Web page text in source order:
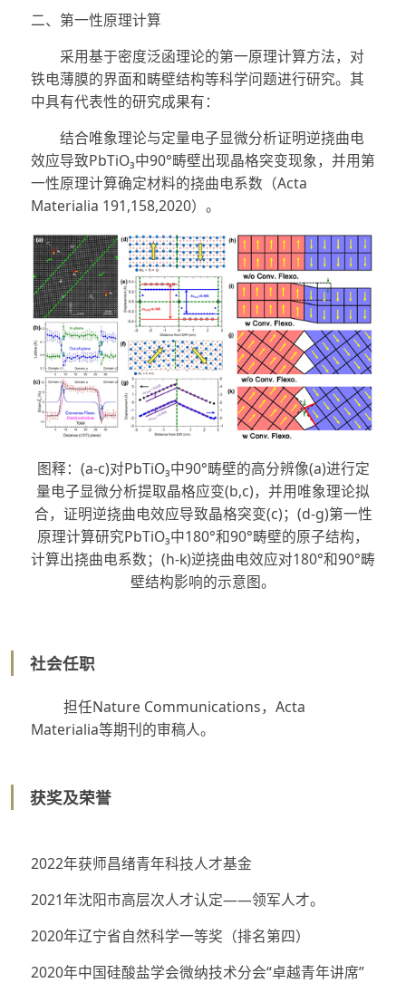
二、第一性原理计算
采用基于密度泛函理论的第一原理计算方法，对
铁电薄膜的界面和畴壁结构等科学问题进行研究。其
中具有代表性的研究成果有：
结合唯象理论与定量电子显微分析证明逆挠曲电
效应导致PbTiO₃中90°畴壁出现晶格突变现象，并用第
一性原理计算确定材料的挠曲电系数（Acta
Materialia 191,158,2020）。
图释：(a-c)对PbTiO₃中90°畴壁的高分辨像(a)进行定
量电子显微分析提取晶格应变(b,c)，并用唯象理论拟
合，证明逆挠曲电效应导致晶格突变(c)；(d-g)第一性
原理计算研究PbTiO₃中180°和90°畴壁的原子结构，
计算出挠曲电系数；(h-k)逆挠曲电效应对180°和90°畴
壁结构影响的示意图。
社会任职
担任Nature Communications，Acta
Materialia等期刊的审稿人。
获奖及荣誉
2022年获师昌绪青年科技人才基金
2021年沈阳市高层次人才认定——领军人才。
2020年辽宁省自然科学一等奖（排名第四）
2020年中国硅酸盐学会微纳技术分会“卓越青年讲席”